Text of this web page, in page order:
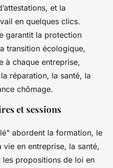
et la
en quelques clics.
garantit la protection
transition écologique,
à chaque entreprise,
réparation, la santé, la
chômage.
et sessions
abordent la formation, le
en entreprise, la santé,
propositions de loi en